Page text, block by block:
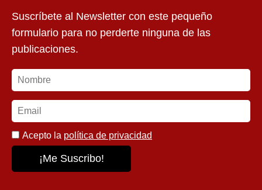
Suscríbete al Newsletter con este pequeño
formulario para no perderte ninguna de las
publicaciones.
Acepto la política de privacidad